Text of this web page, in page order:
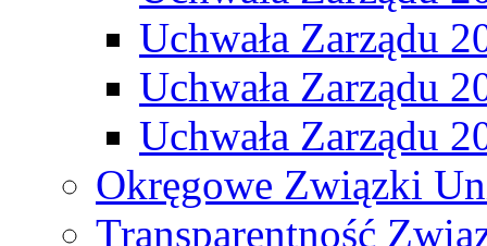
Uchwała Zarządu
Uchwała Zarządu
Uchwała Zarządu
Okręgowe Związki
Transparentność